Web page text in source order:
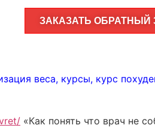
ЗАКАЗАТЬ ОБРАТНЫЙ
веса, курсы, курс
«Как понять что врач не